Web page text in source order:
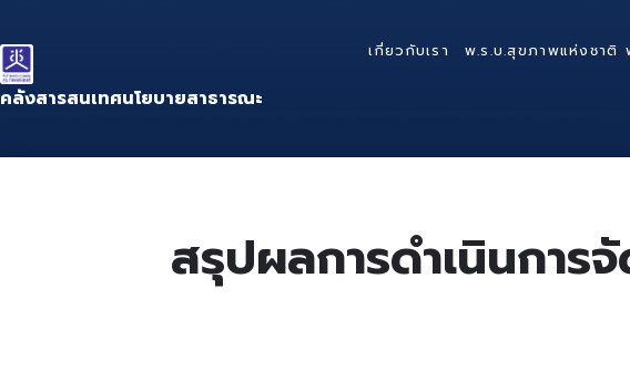
to
content
to
main
navigation
to
footer
คลังสารสนเทศนโยบายสาธารณะ
เกี่ยวกับเรา พ.ร.บ.สุขภาพแห่งชาติ
สรุปผลการดำเนินกา